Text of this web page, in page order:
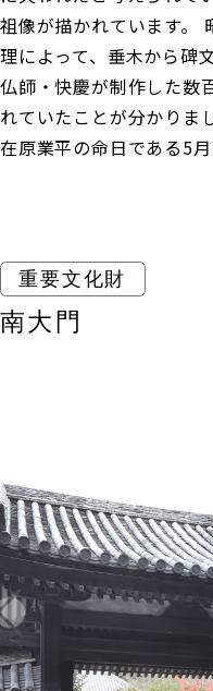
祖像が描かれています。
理によって、垂木から碑
仏師・快慶が制作した数
れていたことが分かりま
在原業平の命日である5
重要文化財
南大門